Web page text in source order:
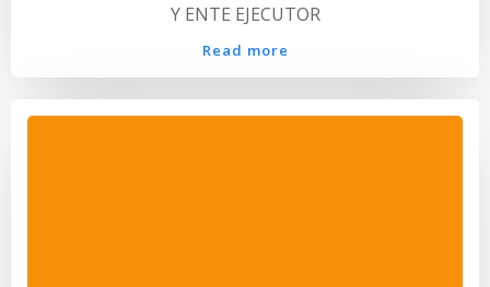
Y ENTE EJECUTOR
Read more